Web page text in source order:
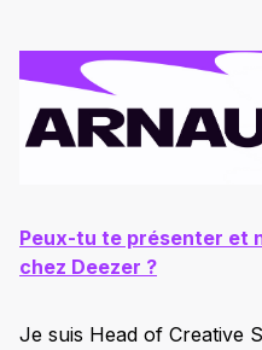
Peux-tu te présenter et
chez Deezer ?
Je suis Head of Creative